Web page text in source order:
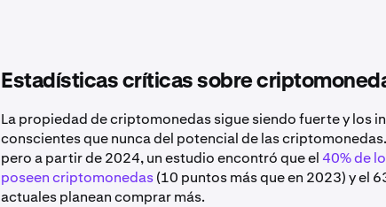
Estadísticas críticas sobre
La propiedad de criptomonedas sigue siendo fuerte y los
conscientes que nunca del potencial de las
pero a partir de 2024, un estudio encontró que el40% de
poseen criptomonedas(10 puntos más que en 2023) y el
actuales planean comprar más.